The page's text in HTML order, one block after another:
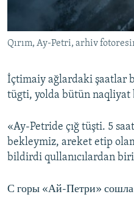
Українською
RFE/RS bütün saytları
Qırım, Ay-Petri, arhiv
İçtimaiy ağlardaki şaatlar
tügti, yolda bütün
«Ay-Petride çığ tüşti. 5
bekleymiz, areket etip
bildirdi qullanıcılardan
С горы «Ай-Петри» сошла